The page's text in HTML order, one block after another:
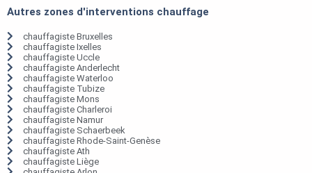
Autres zones d'interventions chauffage
chauffagiste Bruxelles
chauffagiste Ixelles
chauffagiste Uccle
chauffagiste Anderlecht
chauffagiste Waterloo
chauffagiste Tubize
chauffagiste Mons
chauffagiste Charleroi
chauffagiste Namur
chauffagiste Schaerbeek
chauffagiste Rhode-Saint-Genèse
chauffagiste Ath
chauffagiste Liège